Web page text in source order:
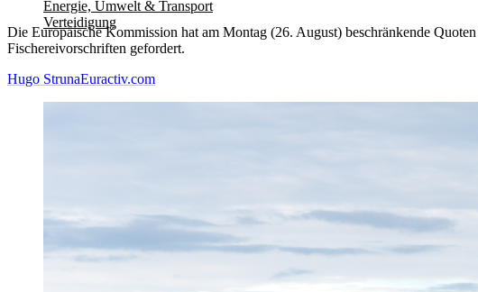
Energie, Umwelt & Transport
Verteidigung
Die Europäische Kommission hat am Montag (26. August) beschränkende
Fischereivorschriften gefordert.
Hugo StrunaEuractiv.com